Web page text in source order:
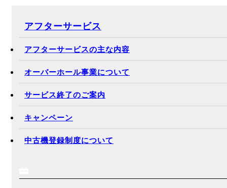
アフターサービス
アフターサービスの主な内容
オーバーホール事業について
サービス終了のご案内
キャンペーン
中古機登録制度について